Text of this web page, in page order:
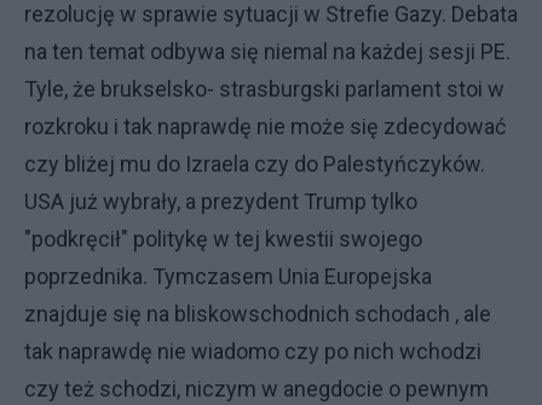
rezolucję w sprawie sytuacji w Strefie Gazy. Debata
na ten temat odbywa się niemal na każdej sesji PE.
Tyle, że brukselsko- strasburgski parlament stoi w
rozkroku i tak naprawdę nie może się zdecydować
czy bliżej mu do Izraela czy do Palestyńczyków.
USA już wybrały, a prezydent Trump tylko
"podkręcił" politykę w tej kwestii swojego
poprzednika. Tymczasem Unia Europejska
znajduje się na bliskowschodnich schodach , ale
tak naprawdę nie wiadomo czy po nich wchodzi
czy też schodzi, niczym w anegdocie o pewnym